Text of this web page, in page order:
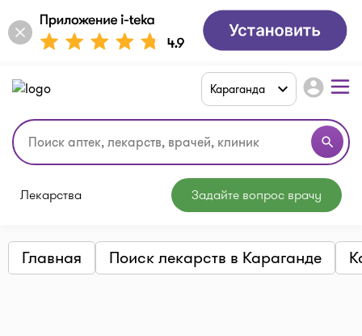
search
Караганда account_circle
Лекарства Задайте вопрос врачу
Главная Поиск лекарств в Караганде